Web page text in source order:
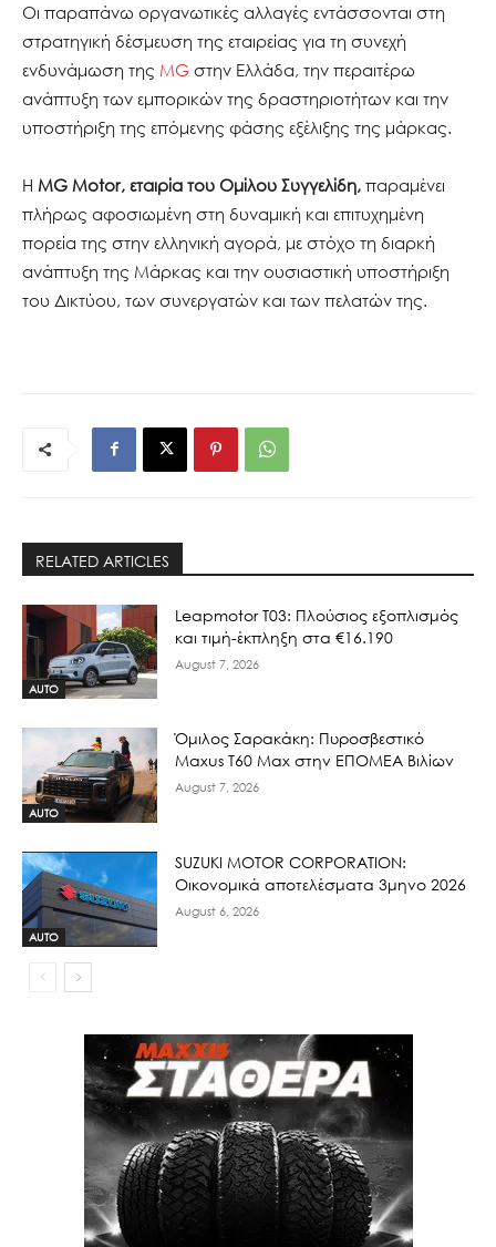
Οι παραπάνω οργανωτικές αλλαγές εντάσσονται στη
στρατηγική δέσμευση της εταιρείας για τη συνεχή
ενδυνάμωση της MG στην Ελλάδα, την περαιτέρω
ανάπτυξη των εμπορικών της δραστηριοτήτων και την
υποστήριξη της επόμενης φάσης εξέλιξης της μάρκας.
Η MG Motor, εταιρία του Ομίλου Συγγελίδη, παραμένει
πλήρως αφοσιωμένη στη δυναμική και επιτυχημένη
πορεία της στην ελληνική αγορά, με στόχο τη διαρκή
ανάπτυξη της Μάρκας και την ουσιαστική υποστήριξη
του Δικτύου, των συνεργατών και των πελατών της.
RELATED ARTICLES
AUTO
Leapmotor T03: Πλούσιος εξοπλισμός
και τιμή-έκπληξη στα €16.190
August 7, 2026
AUTO
Όμιλος Σαρακάκη: Πυροσβεστικό
Maxus T60 Max στην ΕΠΟΜΕΑ Βιλίων
August 7, 2026
AUTO
SUZUKI MOTOR CORPORATION:
Οικονομικά αποτελέσματα 3μηνο 2026
August 6, 2026